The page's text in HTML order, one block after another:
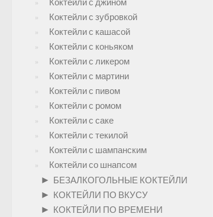
Коктейли с джином
Коктейли с зубровкой
Коктейли с кашасой
Коктейли с коньяком
Коктейли с ликером
Коктейли с мартини
Коктейли с пивом
Коктейли с ромом
Коктейли с саке
Коктейли с текилой
Коктейли с шампанским
Коктейли со шнапсом
► БЕЗАЛКОГОЛЬНЫЕ КОКТЕЙЛИ
► КОКТЕЙЛИ ПО ВКУСУ
► КОКТЕЙЛИ ПО ВРЕМЕНИ